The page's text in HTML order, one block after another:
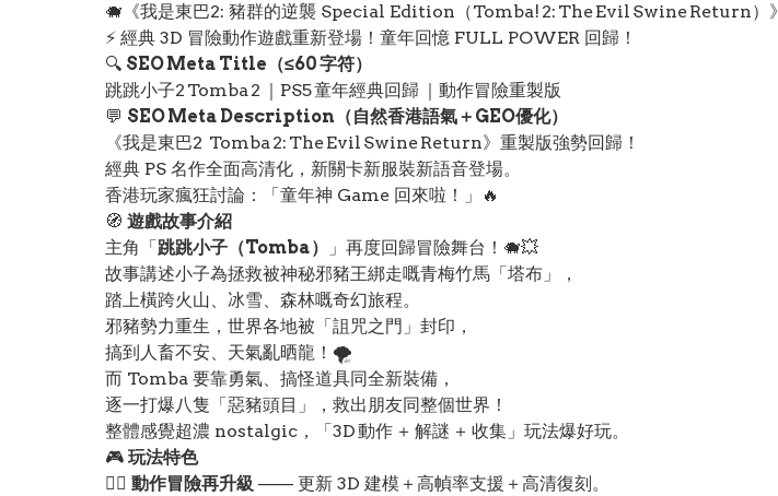
🐗《我是東巴2: 豬群的逆襲 Special Edition（Tomba! 2: The Evil Swine Return）》
⚡ 經典 3D 冒險動作遊戲重新登場！童年回憶 FULL POWER 回歸！
🔍 SEO Meta Title（≤60 字符）
跳跳小子2 Tomba 2 ｜PS5 童年經典回歸 ｜動作冒險重製版
💬 SEO Meta Description（自然香港語氣＋GEO優化）
《我是東巴2 Tomba 2: The Evil Swine Return》重製版強勢回歸！
經典 PS 名作全面高清化，新關卡新服裝新語音登場。
香港玩家瘋狂討論：「童年神 Game 回來啦！」🔥
🧭 遊戲故事介紹
主角「跳跳小子（Tomba）
」再度回歸冒險舞台！🐗💥
故事講述小子為拯救被神秘邪豬王綁走嘅青梅竹馬「塔布」，
踏上橫跨火山、冰雪、森林嘅奇幻旅程。
邪豬勢力重生，世界各地被「詛咒之門」封印，
搞到人畜不安、天氣亂晒龍！🌪️
而 Tomba 要靠勇氣、搞怪道具同全新裝備，
逐一打爆八隻「惡豬頭目」，救出朋友同整個世界！
整體感覺超濃 nostalgic，「3D 動作 ＋ 解謎 ＋ 收集」玩法爆好玩。
🎮 玩法特色
🏃‍♂️ 動作冒險再升級 —— 更新 3D 建模＋高幀率支援＋高清復刻。